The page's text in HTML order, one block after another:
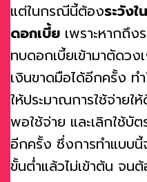
แต่ในกรณีนี้ต้องระวัง
ดอกเบี้ย เพราะหากถึง
ทบดอกเบี้ยเข้ามาตัดว
เงินขาดมือได้อีกครั้ง ท
ให้ประมาณการใช้จ่ายใ
พอใช้จ่าย และเลิกใช้บัต
อีกครั้ง ซึ่งการทำแบบนี้
ขั้นต่ำแล้วไม่เข้าต้น จน